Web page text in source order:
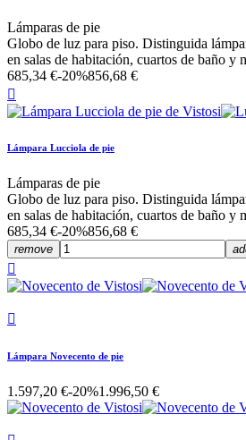
Lámparas de pie
Globo de luz para piso. Distinguida
en salas de habitación, cuartos de baño y
685,34 €-20%856,68 €

Lámpara Lucciola de pie
Lámparas de pie
Globo de luz para piso. Distinguida
en salas de habitación, cuartos de baño y
685,34 €-20%856,68 €
remove


Lámpara Novecento de pie
1.597,20 €-20%1.996,50 €